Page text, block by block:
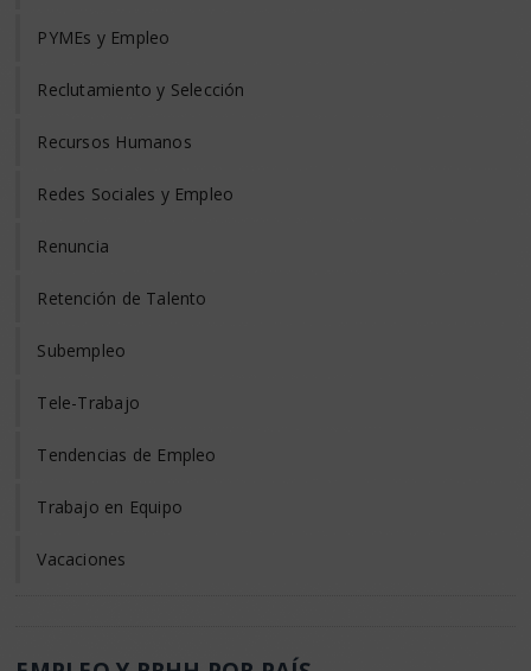
PYMEs y Empleo
Reclutamiento y Selección
Recursos Humanos
Redes Sociales y Empleo
Renuncia
Retención de Talento
Subempleo
Tele-Trabajo
Tendencias de Empleo
Trabajo en Equipo
Vacaciones